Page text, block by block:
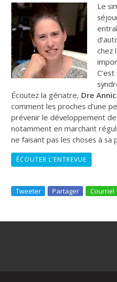
Le
chez
Écoutez la gériatre, Dre
comment les proches d’une
prévenir le développement
notamment en marchant
ne faisant pas les choses à sa
ÉCOUTER L’ENTREVUE
Tweeter Partager Courriel